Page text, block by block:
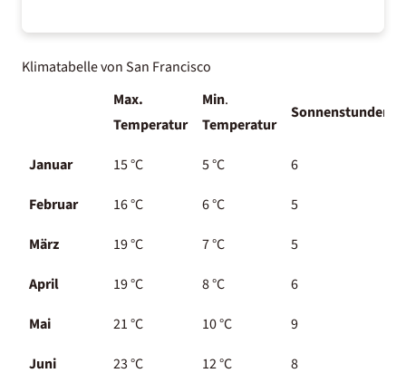
Klimatabelle von San Francisco
Max.
Temperatur
Min.
Temperatur
Sonnenstunden
Januar 15 °C 5 °C 6
Februar
16 °C 6 °C 5
März
19 °C 7°C 5
April
19°C 8°C 6
Mai
21°C 10°C 9
Juni
23°C 12°C 8